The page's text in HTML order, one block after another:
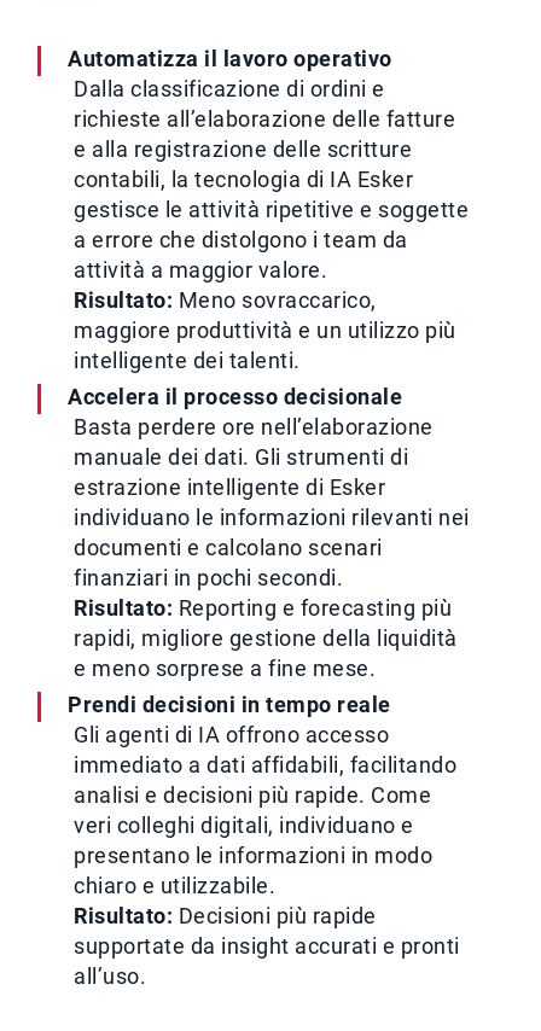
Automatizza il lavoro operativo
Dalla classificazione di ordini e
richieste all’elaborazione delle fatture
e alla registrazione delle scritture
contabili, la tecnologia di IA Esker
gestisce le attività ripetitive e soggette
a errore che distolgono i team da
attività a maggior valore.
Risultato: Meno sovraccarico,
maggiore produttività e un utilizzo più
intelligente dei talenti.
Accelera il processo decisionale
Basta perdere ore nell’elaborazione
manuale dei dati. Gli strumenti di
estrazione intelligente di Esker
individuano le informazioni rilevanti nei
documenti e calcolano scenari
finanziari in pochi secondi.
Risultato: Reporting e forecasting più
rapidi, migliore gestione della liquidità
e meno sorprese a fine mese.
Prendi decisioni in tempo reale
Gli agenti di IA offrono accesso
immediato a dati affidabili, facilitando
analisi e decisioni più rapide. Come
veri colleghi digitali, individuano e
presentano le informazioni in modo
chiaro e utilizzabile.
Risultato: Decisioni più rapide
supportate da insight accurati e pronti
all’uso.